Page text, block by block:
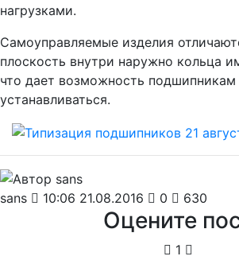
нагрузками.
Самоуправляемые изделия
плоскость внутри наружно кольца
что дает возможность подшипникам
устанавливаться.
sans 10:06 21.08.2016 0 630
Оцените
1